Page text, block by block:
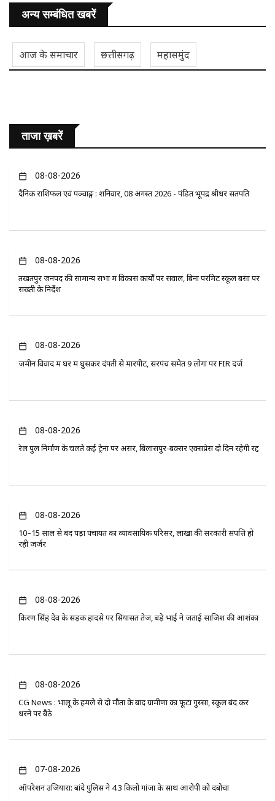
अन्य सम्बंधित खबरें
आज के समाचार छत्तीसगढ़ महासमुंद
ताजा ख़बरें
08-08-2026
दैनिक राशिफल एवं पञ्चाङ्ग : शनिवार, 08 अगस्त 2026 - पंडित भूपेंद्र श्रीधर सतपति
08-08-2026
तखतपुर जनपद की सामान्य सभा में विकास कार्यों पर सवाल, बिना परमिट स्कूल बसों पर
सख्ती के निर्देश
08-08-2026
जमीन विवाद में घर में घुसकर दंपती से मारपीट, सरपंच समेत 9 लोगों पर FIR दर्ज
08-08-2026
रेल पुल निर्माण के चलते कई ट्रेनों पर असर, बिलासपुर-बक्सर एक्सप्रेस दो दिन रहेगी रद्द
08-08-2026
10–15 साल से बंद पड़ा पंचायत का व्यावसायिक परिसर, लाखों की सरकारी संपत्ति हो
रही जर्जर
08-08-2026
किरण सिंह देव के सड़क हादसे पर सियासत तेज, बड़े भाई ने जताई साजिश की आशंका
08-08-2026
CG News : भालू के हमले से दो मौतों के बाद ग्रामीणों का फूटा गुस्सा, स्कूल बंद कर
धरने पर बैठे
07-08-2026
ऑपरेशन उजियारा: बांदे पुलिस ने 4.3 किलो गांजा के साथ आरोपी को दबोचा